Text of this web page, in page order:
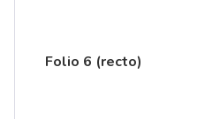
Folio 6 (recto)